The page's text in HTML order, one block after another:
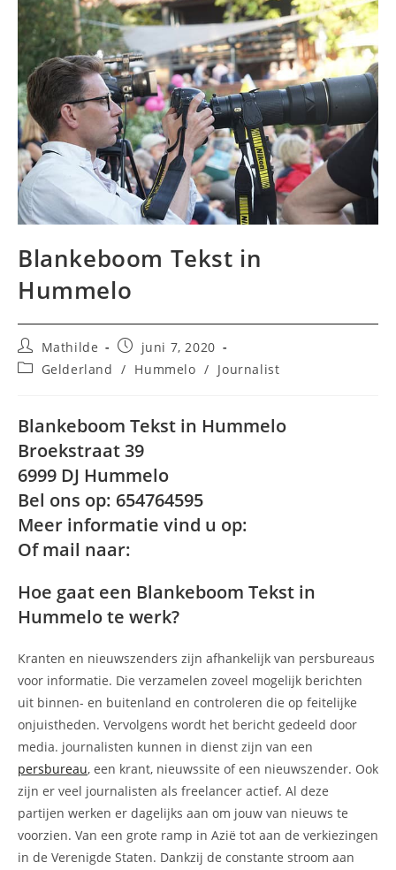
Blankeboom Tekst in
Hummelo
Bericht
auteur:
Mathilde
Bericht
gepubliceerd
op:
juni 7, 2020
Berichtcategorie:
Gelderland / Hummelo / Journalist
Blankeboom Tekst in Hummelo
Broekstraat 39
6999 DJ Hummelo
Bel ons op: 654764595
Meer informatie vind u op:
Of mail naar:
Hoe gaat een Blankeboom Tekst in
Hummelo te werk?
Kranten en nieuwszenders zijn afhankelijk van persbureaus
voor informatie. Die verzamelen zoveel mogelijk berichten
uit binnen- en buitenland en controleren die op feitelijke
onjuistheden. Vervolgens wordt het bericht gedeeld door
media. journalisten kunnen in dienst zijn van een
persbureau, een krant, nieuwssite of een nieuwszender. Ook
zijn er veel journalisten als freelancer actief. Al deze
partijen werken er dagelijks aan om jouw van nieuws te
voorzien. Van een grote ramp in Azië tot aan de verkiezingen
in de Verenigde Staten. Dankzij de constante stroom aan